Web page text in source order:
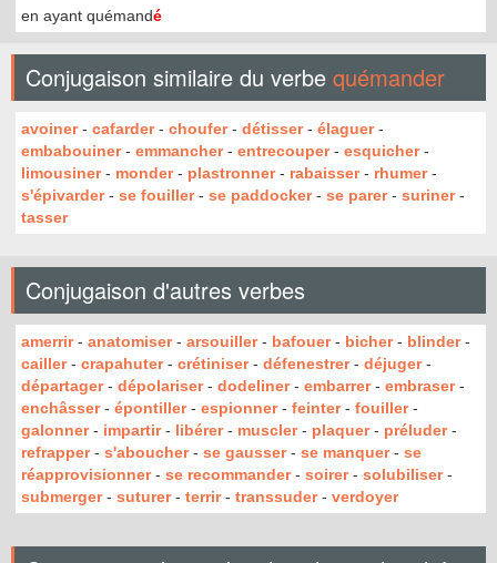
en ayant quémandé
Conjugaison similaire du verbe quémander
avoiner- cafarder- choufer- détisser- élaguer-
embabouiner- emmancher- entrecouper- esquicher-
limousiner- monder- plastronner- rabaisser- rhumer-
s'épivarder- se fouiller- se paddocker- se parer- suriner-
tasser
Conjugaison d'autres verbes
amerrir- anatomiser- arsouiller- bafouer- bicher- blinder-
cailler- crapahuter- crétiniser- défenestrer- déjuger-
départager- dépolariser- dodeliner- embarrer- embraser-
enchâsser- épontiller- espionner- feinter- fouiller-
galonner- impartir- libérer- muscler- plaquer- préluder-
refrapper- s'aboucher- se gausser- se manquer- se
réapprovisionner- se recommander- soirer- solubiliser-
submerger- suturer- terrir- transsuder- verdoyer